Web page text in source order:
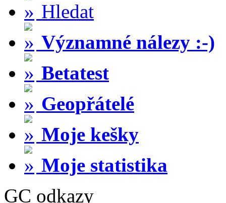
Hledat
Významné nálezy :-)
Betatest
Geopřátelé
Moje kešky
Moje statistika
GC odkazy